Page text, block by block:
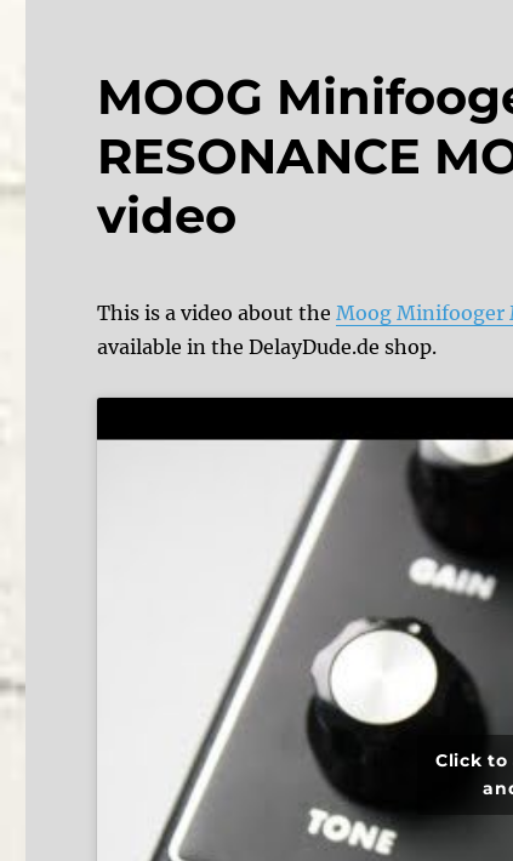
MOOG
RESONANCE
video
This is a video about theMoog Minifooger
available in the DelayDude.de shop.
Click to